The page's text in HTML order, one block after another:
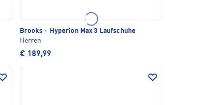
Brooks ·
Hyperion Max 3 Laufschuhe
Herren
€ 189,99